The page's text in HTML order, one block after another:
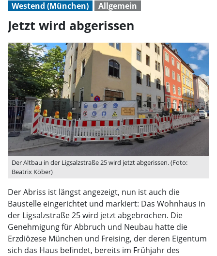
Westend (München) Allgemein
Jetzt wird abgerissen
Der Altbau in der Ligsalzstraße 25 wird jetzt abgerissen. (Foto:
Beatrix Köber)
Der Abriss ist längst angezeigt, nun ist auch die
Baustelle eingerichtet und markiert: Das Wohnhaus in
der Ligsalzstraße 25 wird jetzt abgebrochen. Die
Genehmigung für Abbruch und Neubau hatte die
Erzdiözese München und Freising, der deren Eigentum
sich das Haus befindet, bereits im Frühjahr des